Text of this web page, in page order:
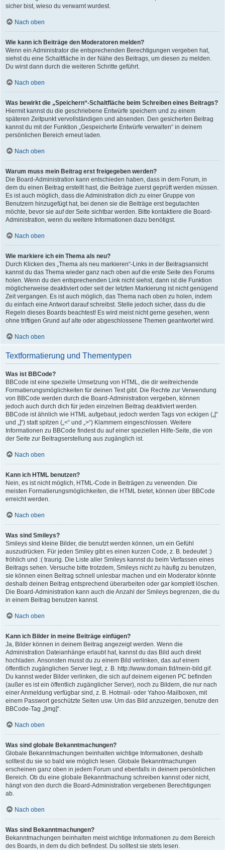
sicher bist, wieso du verwarnt wurdest.
Nach oben
Wie kann ich Beiträge den Moderatoren melden?
Wenn ein Administrator die entsprechenden Berechtigungen vergeben hat,
siehst du eine Schaltfläche in der Nähe des Beitrags, um diesen zu melden.
Du wirst dann durch die weiteren Schritte geführt.
Nach oben
Was bewirkt die „Speichern“-Schaltfläche beim Schreiben eines Beitrags?
Hiermit kannst du die geschriebene Entwürfe speichern und zu einem
späteren Zeitpunkt vervollständigen und absenden. Den gesicherten Beitrag
kannst du mit der Funktion „Gespeicherte Entwürfe verwalten“ in deinem
persönlichen Bereich erneut laden.
Nach oben
Warum muss mein Beitrag erst freigegeben werden?
Die Board-Administration kann entschieden haben, dass in dem Forum, in
dem du einen Beitrag erstellt hast, die Beiträge zuerst geprüft werden müssen.
Es ist auch möglich, dass die Administration dich zu einer Gruppe von
Benutzern hinzugefügt hat, bei denen sie die Beiträge erst begutachten
möchte, bevor sie auf der Seite sichtbar werden. Bitte kontaktiere die Board-
Administration, wenn du weitere Informationen dazu benötigst.
Nach oben
Wie markiere ich ein Thema als neu?
Durch Klicken des „Thema als neu markieren“-Links in der Beitragsansicht
kannst du das Thema wieder ganz nach oben auf die erste Seite des Forums
holen. Wenn du den entsprechenden Link nicht siehst, dann ist die Funktion
möglicherweise deaktiviert oder seit der letzten Markierung ist nicht genügend
Zeit vergangen. Es ist auch möglich, das Thema nach oben zu holen, indem
du einfach eine Antwort darauf schreibst. Stelle jedoch sicher, dass du die
Regeln dieses Boards beachtest! Es wird meist nicht gerne gesehen, wenn
ohne triftigen Grund auf alte oder abgeschlossene Themen geantwortet wird.
Nach oben
Textformatierung und Thementypen
Was ist BBCode?
BBCode ist eine spezielle Umsetzung von HTML, die dir weitreichende
Formatierungsmöglichkeiten für deinen Text gibt. Die Rechte zur Verwendung
von BBCode werden durch die Board-Administration vergeben, können
jedoch auch durch dich für jeden einzelnen Beitrag deaktiviert werden.
BBCode ist ähnlich wie HTML aufgebaut, jedoch werden Tags von eckigen („[“
und „]“) statt spitzen („<“ und „>“) Klammern eingeschlossen. Weitere
Informationen zu BBCode findest du auf einer speziellen Hilfe-Seite, die von
der Seite zur Beitragserstellung aus zugänglich ist.
Nach oben
Kann ich HTML benutzen?
Nein, es ist nicht möglich, HTML-Code in Beiträgen zu verwenden. Die
meisten Formatierungsmöglichkeiten, die HTML bietet, können über BBCode
erreicht werden.
Nach oben
Was sind Smileys?
Smileys sind kleine Bilder, die benutzt werden können, um ein Gefühl
auszudrücken. Für jeden Smiley gibt es einen kurzen Code, z. B. bedeutet :)
fröhlich und :( traurig. Die Liste aller Smileys kannst du beim Verfassen eines
Beitrags sehen. Versuche bitte trotzdem, Smileys nicht zu häufig zu benutzen,
sie können einen Beitrag schnell unlesbar machen und ein Moderator könnte
deshalb deinen Beitrag entsprechend überarbeiten oder gar komplett löschen.
Die Board-Administration kann auch die Anzahl der Smileys begrenzen, die du
in einem Beitrag benutzen kannst.
Nach oben
Kann ich Bilder in meine Beiträge einfügen?
Ja, Bilder können in deinem Beitrag angezeigt werden. Wenn die
Administration Dateianhänge erlaubt hat, kannst du das Bild auch direkt
hochladen. Ansonsten musst du zu einem Bild verlinken, das auf einem
öffentlich zugänglichen Server liegt, z. B. http://www.domain.tld/mein-bild.gif.
Du kannst weder Bilder verlinken, die sich auf deinem eigenen PC befinden
(außer es ist ein öffentlich zugänglicher Server), noch zu Bildern, die nur nach
einer Anmeldung verfügbar sind, z. B. Hotmail- oder Yahoo-Mailboxen, mit
einem Passwort geschützte Seiten usw. Um das Bild anzuzeigen, benutze den
BBCode-Tag „[img]“.
Nach oben
Was sind globale Bekanntmachungen?
Globale Bekanntmachungen beinhalten wichtige Informationen, deshalb
solltest du sie so bald wie möglich lesen. Globale Bekanntmachungen
erscheinen ganz oben in jedem Forum und ebenfalls in deinem persönlichen
Bereich. Ob du eine globale Bekanntmachung schreiben kannst oder nicht,
hängt von den durch die Board-Administration vergebenen Berechtigungen
ab.
Nach oben
Was sind Bekanntmachungen?
Bekanntmachungen beinhalten meist wichtige Informationen zu dem Bereich
des Boards, in dem du dich befindest. Du solltest sie stets lesen.